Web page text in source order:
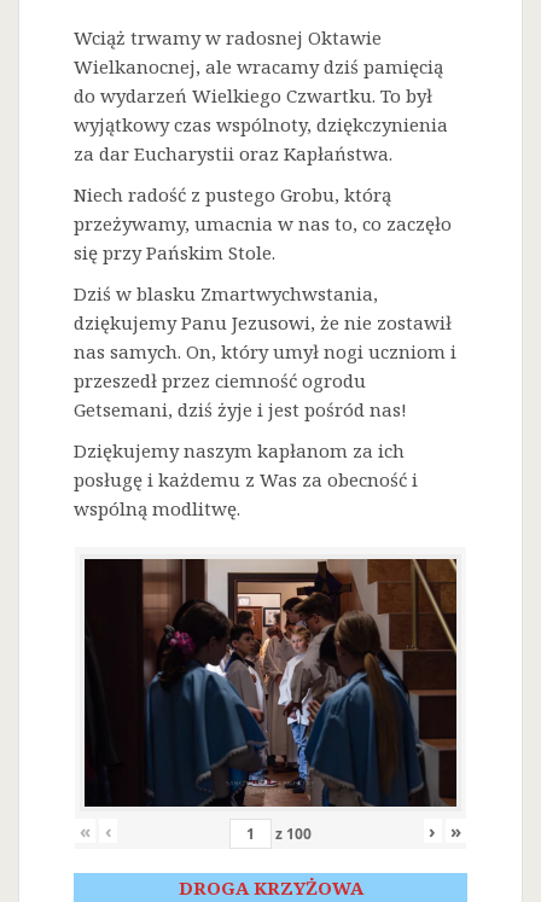
Wciąż trwamy w radosnej Oktawie
Wielkanocnej, ale wracamy dziś pamięcią
do wydarzeń Wielkiego Czwartku. To był
wyjątkowy czas wspólnoty, dziękczynienia
za dar Eucharystii oraz Kapłaństwa.
Niech radość z pustego Grobu, którą
przeżywamy, umacnia w nas to, co zaczęło
się przy Pańskim Stole.
Dziś w blasku Zmartwychwstania,
dziękujemy Panu Jezusowi, że nie zostawił
nas samych. On, który umył nogi uczniom i
przeszedł przez ciemność ogrodu
Getsemani, dziś żyje i jest pośród nas!
Dziękujemy naszym kapłanom za ich
posługę i każdemu z Was za obecność i
wspólną modlitwę.
« ‹ z 100 › »
DROGA KRZYŻOWA